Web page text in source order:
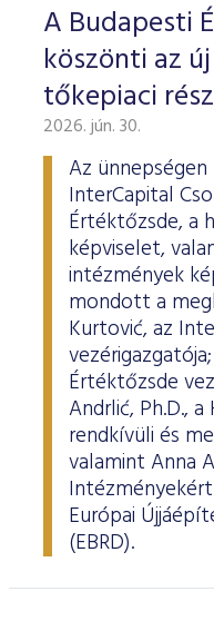
A Budapesti
köszönti az
tőkepiaci
2026. jún. 30.
Az
InterCapital
Értéktőzsde, a
képviselet,
intézmények
mondott a
Kurtović, az
Értéktőzsde
Andrlić, Ph.D.,
rendkívüli és
valamint Anna
Európai
(EBRD).